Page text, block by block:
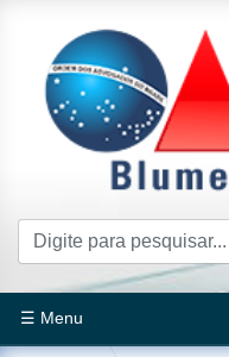
☰ Menu